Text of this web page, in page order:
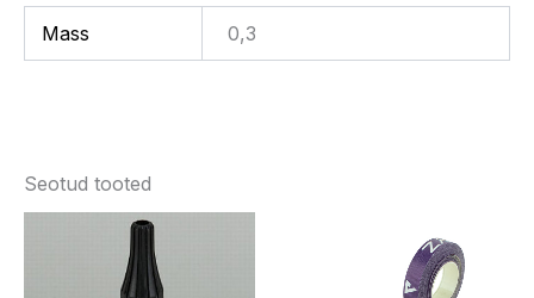
Mass 0,3
Seotud tooted